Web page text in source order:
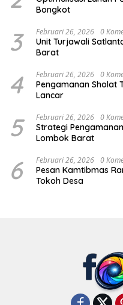
Bongkot
3 Februari 26, 2026 0
Unit Turjawali
Barat
4 Februari 26, 2026 0
Pengamanan Sholat
Lancar
5 Februari 26, 2026 0
Strategi
Lombok Barat
6 Februari 26, 2026 0
Pesan Kamtibmas
Tokoh Desa